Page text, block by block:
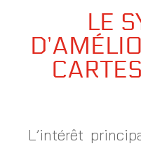
LE
L’intérêt